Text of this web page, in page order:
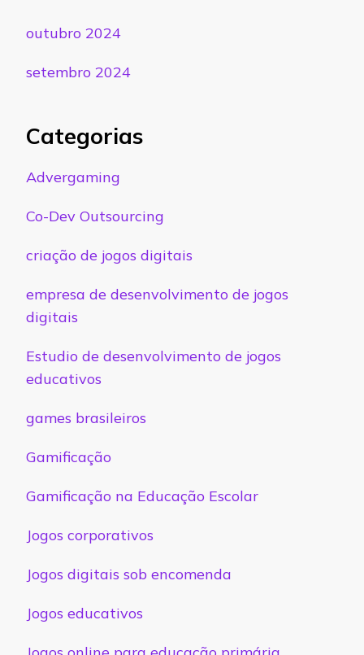
outubro 2024
setembro 2024
Categorias
Advergaming
Co-Dev Outsourcing
criação de jogos digitais
empresa de desenvolvimento de jogos
digitais
Estudio de desenvolvimento de jogos
educativos
games brasileiros
Gamificação
Gamificação na Educação Escolar
Jogos corporativos
Jogos digitais sob encomenda
Jogos educativos